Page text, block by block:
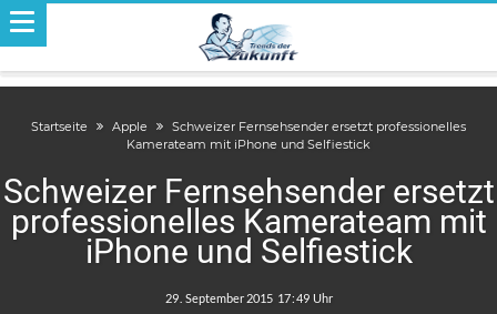
Startseite Apple
Schweizer Fernsehsender ersetzt professionelles
Kamerateam mit iPhone und Selfiestick
Schweizer Fernsehsender ersetzt
professionelles Kamerateam mit
iPhone und Selfiestick
: